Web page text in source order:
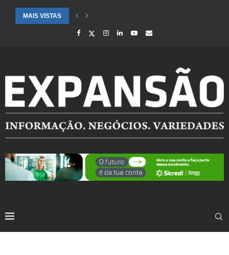
MAIS VISTAS
CIDADES ATENDIDAS PELO SEBRAE RS SÃO DESTAQUE EM